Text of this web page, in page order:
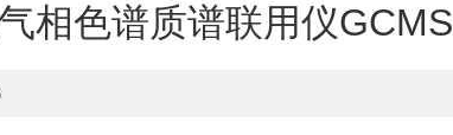
相色谱质谱联用仪GCMS